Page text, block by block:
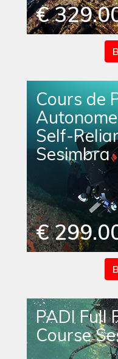
€
Cours de
Self-
Sesimbra
€
PADI Full
Course